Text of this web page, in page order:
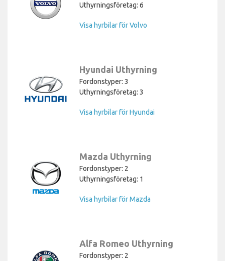
Uthyrningsföretag: 6
Visa hyrbilar för Volvo
Hyundai Uthyrning
Fordonstyper: 3
Uthyrningsföretag: 3
Visa hyrbilar för Hyundai
Mazda Uthyrning
Fordonstyper: 2
Uthyrningsföretag: 1
Visa hyrbilar för Mazda
Alfa Romeo Uthyrning
Fordonstyper: 2